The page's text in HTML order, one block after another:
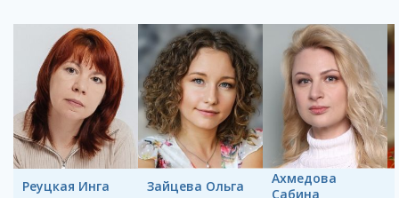
Реуцкая Инга Зайцева Ольга
Ахмедова
Сабина